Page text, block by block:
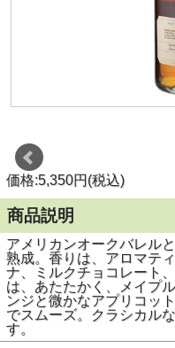
価格:5,350円(税込)
商品説明
アメリカンオークバレル
熟成。香りは、アロマテ
ナ、ミルクチョコレート
は、あたたかく、メイプ
ンジと微かなアプリコッ
でスムーズ。クラシカル
す。